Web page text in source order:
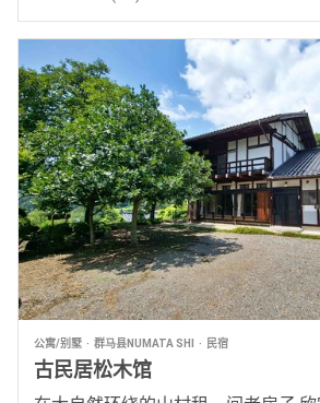
公寓/别墅 群马县NUMATA SHI 民宿
古民居松木馆